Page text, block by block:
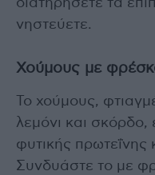
διατηρήσετε τα
νηστεύετε.
Χούμους με
Το χούμους,
λεμόνι και σκόρδο,
φυτικής πρωτεΐνης
Συνδυάστε το με